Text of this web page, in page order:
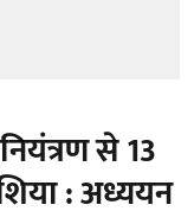
से 13
: अध्ययन